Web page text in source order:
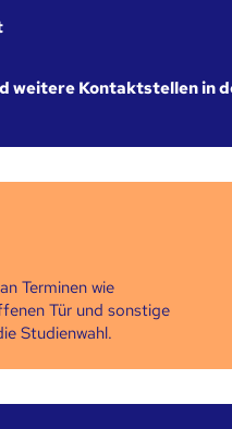
weitere Kontaktstellen in
Terminen wie
Tür und sonstige
Studienwahl.